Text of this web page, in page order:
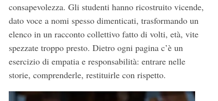
consapevolezza. Gli studenti hanno ricostruito vicende,
dato voce a nomi spesso dimenticati, trasformando un
elenco in un racconto collettivo fatto di volti, età, vite
spezzate troppo presto. Dietro ogni pagina c’è un
esercizio di empatia e responsabilità: entrare nelle
storie, comprenderle, restituirle con rispetto.